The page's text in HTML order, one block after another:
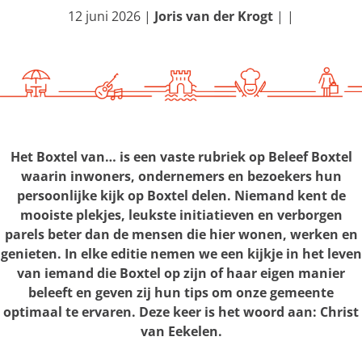
12 juni 2026 | Joris van der Krogt | |
Het Boxtel van… is een vaste rubriek op Beleef Boxtel
waarin inwoners, ondernemers en bezoekers hun
persoonlijke kijk op Boxtel delen. Niemand kent de
mooiste plekjes, leukste initiatieven en verborgen
parels beter dan de mensen die hier wonen, werken en
genieten. In elke editie nemen we een kijkje in het leven
van iemand die Boxtel op zijn of haar eigen manier
beleeft en geven zij hun tips om onze gemeente
optimaal te ervaren. Deze keer is het woord aan: Christ
van Eekelen.